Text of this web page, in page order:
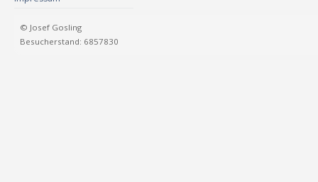
© Josef Gosling
Besucherstand: 6857830